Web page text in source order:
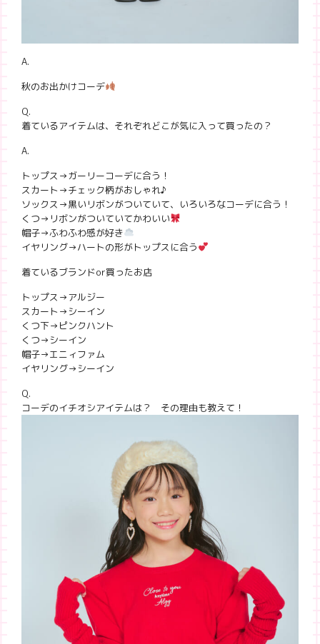
A.
秋のお出かけコーデ
Q.
着ているアイテムは、それぞれどこが気に入って買ったの？
A.
トップス→ガーリーコーデに合う！
スカート→チェック柄がおしゃれ♪
ソックス→黒いリボンがついていて、いろいろなコーデに合う！
くつ→リボンがついていてかわいい
帽子→ふわふわ感が好き
イヤリング→ハートの形がトップスに合う
着ているブランドor買ったお店
トップス→アルジー
スカート→シーイン
くつ下→ピンクハント
くつ→シーイン
帽子→エニィファム
イヤリング→シーイン
Q.
コーデのイチオシアイテムは？ その理由も教えて！